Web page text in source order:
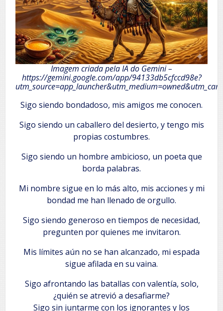
Imagem criada pela IA do Gemini –
https://gemini.google.com/app/94133db5cfccd98e?
Sigo siendo bondadoso, mis amigos me conocen.
Sigo siendo un caballero del desierto, y tengo mis
propias costumbres.
Sigo siendo un hombre ambicioso, un poeta que
borda palabras.
Mi nombre sigue en lo más alto, mis acciones y mi
bondad me han llenado de orgullo.
Sigo siendo generoso en tiempos de necesidad,
pregunten por quienes me invitaron.
Mis límites aún no se han alcanzado, mi espada
sigue afilada en su vaina.
Sigo afrontando las batallas con valentía, solo,
¿quién se atrevió a desafiarme?
Sigo sin juntarme con los ignorantes y los